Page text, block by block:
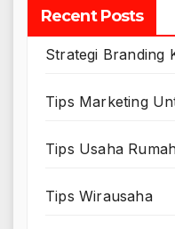
Recent Posts
Strategi Branding
Tips Marketing
Tips Usaha
Tips Wirausaha